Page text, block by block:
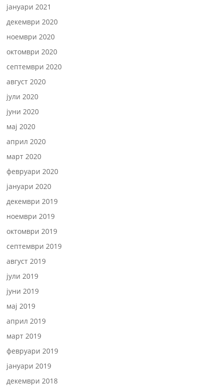
јануари 2021
декември 2020
ноември 2020
октомври 2020
септември 2020
август 2020
јули 2020
јуни 2020
мај 2020
април 2020
март 2020
февруари 2020
јануари 2020
декември 2019
ноември 2019
октомври 2019
септември 2019
август 2019
јули 2019
јуни 2019
мај 2019
април 2019
март 2019
февруари 2019
јануари 2019
декември 2018